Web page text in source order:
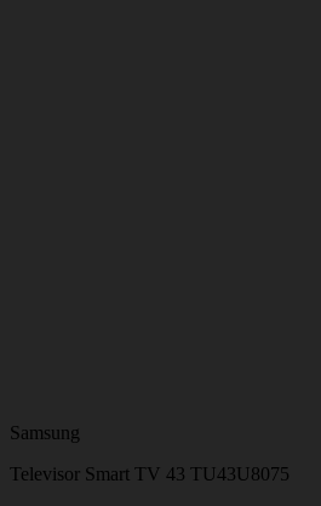
Samsung
Televisor Smart TV 43 TU43U8075